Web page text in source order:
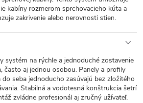
kabíny rozmerom sprchovacieho kúta a
zakrivenie alebo nerovnosti stien.
systém na rýchle a jednoduché zostavenie
často aj jednou osobou. Panely a profily
seba jednoducho zasúvajú bez zložitého
Stabilná a vodotesná konštrukcia šetrí
zvládne profesionál aj zručný užívateľ.